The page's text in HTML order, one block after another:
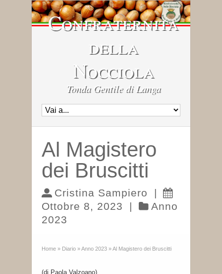
Confraternita
della
Nocciola
Tonda Gentile di Langa
Al Magistero
dei Bruscitti
Cristina Sampiero
|
Ottobre 8, 2023
|
Anno
2023
Home » Diario »Anno 2023 »Al Magistero dei Bruscitti
(di Paola Valzoano)